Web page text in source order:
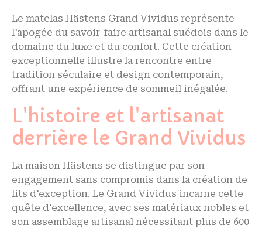
Le matelas Hästens Grand Vividus représente
l'apogée du savoir-faire artisanal suédois dans le
domaine du luxe et du confort. Cette création
exceptionnelle illustre la rencontre entre
tradition séculaire et design contemporain,
offrant une expérience de sommeil inégalée.
L'histoire et l'artisanat
derrière le Grand Vividus
La maison Hästens se distingue par son
engagement sans compromis dans la création de
lits d'exception. Le Grand Vividus incarne cette
quête d'excellence, avec ses matériaux nobles et
son assemblage artisanal nécessitant plus de 600